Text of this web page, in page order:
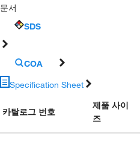
문서
SDS
COA
Specification Sheet
카탈로그 번호
제품 사이
즈